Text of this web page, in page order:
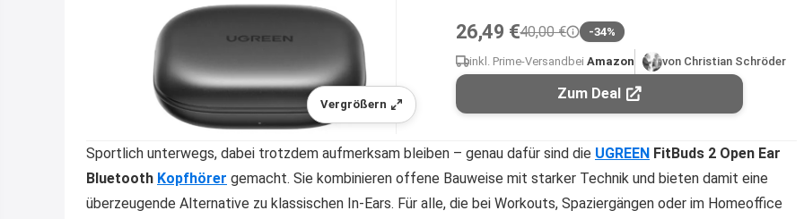
Vergrößern
26,49 €40,00 € -34%
inkl. Prime-Versand bei Amazon von Christian Schröder
Zum Deal
Sportlich unterwegs, dabei trotzdem aufmerksam bleiben – genau dafür sind die UGREEN FitBuds 2 Open Ear
Bluetooth Kopfhörer gemacht. Sie kombinieren offene Bauweise mit starker Technik und bieten damit eine
überzeugende Alternative zu klassischen In-Ears. Für alle, die bei Workouts, Spaziergängen oder im Homeoffice